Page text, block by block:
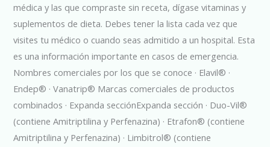
médica y las que compraste sin receta, dígase vitaminas y
suplementos de dieta. Debes tener la lista cada vez que
visites tu médico o cuando seas admitido a un hospital. Esta
es una información importante en casos de emergencia.
Nombres comerciales por los que se conoce · Elavil® ·
Endep® · Vanatrip® Marcas comerciales de productos
combinados · Expanda secciónExpanda sección · Duo-Vil®
(contiene Amitriptilina y Perfenazina) · Etrafon® (contiene
Amitriptilina y Perfenazina) · Limbitrol® (contiene